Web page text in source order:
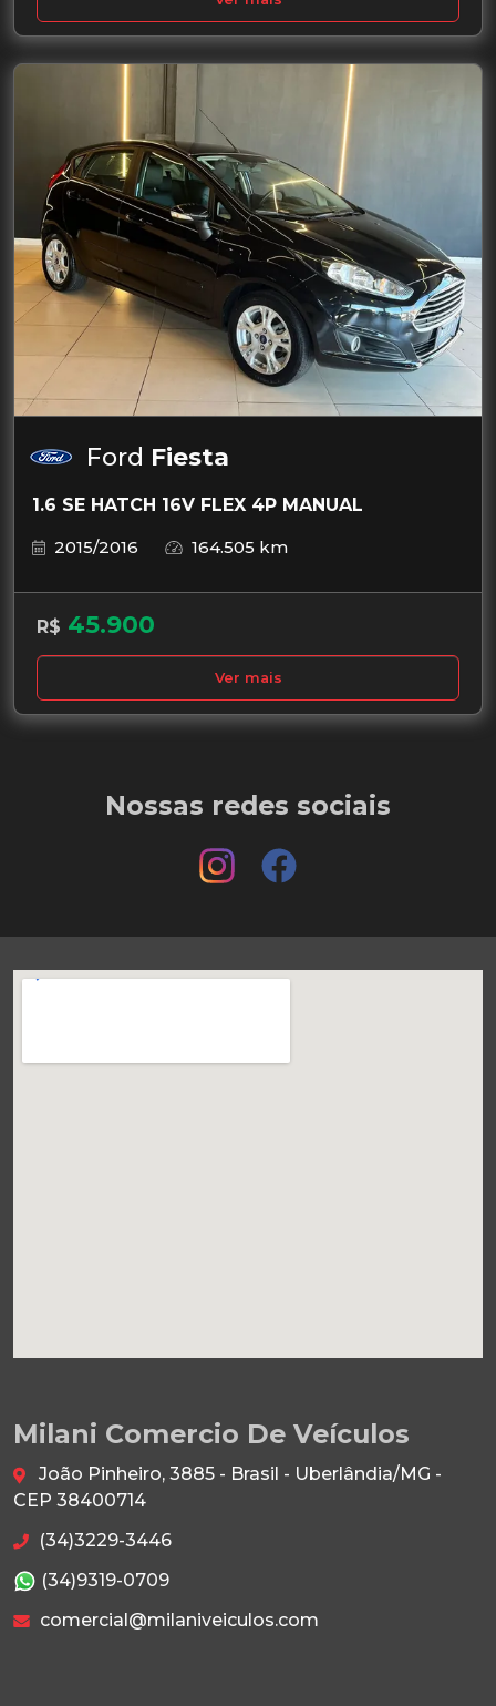
Ford Fiesta
1.6 SE HATCH 16V FLEX 4P MANUAL
2015/2016
164.505 km
R$ 45.900
Ver mais
Nossas redes sociais
Milani Comercio De Veículos
João Pinheiro, 3885 - Brasil - Uberlândia/MG -
CEP 38400714
(34)3229-3446
(34)9319-0709
comercial@milaniveiculos.com